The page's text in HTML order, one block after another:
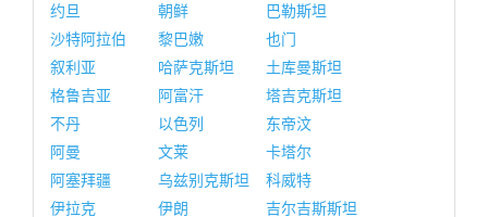
约旦
朝鲜
巴勒斯坦
沙特阿拉伯
黎巴嫩
也门
叙利亚
哈萨克斯坦
土库曼斯坦
格鲁吉亚
阿富汗
塔吉克斯坦
不丹
以色列
东帝汶
阿曼
文莱
卡塔尔
阿塞拜疆
乌兹别克斯坦
科威特
伊拉克
伊朗
吉尔吉斯斯坦